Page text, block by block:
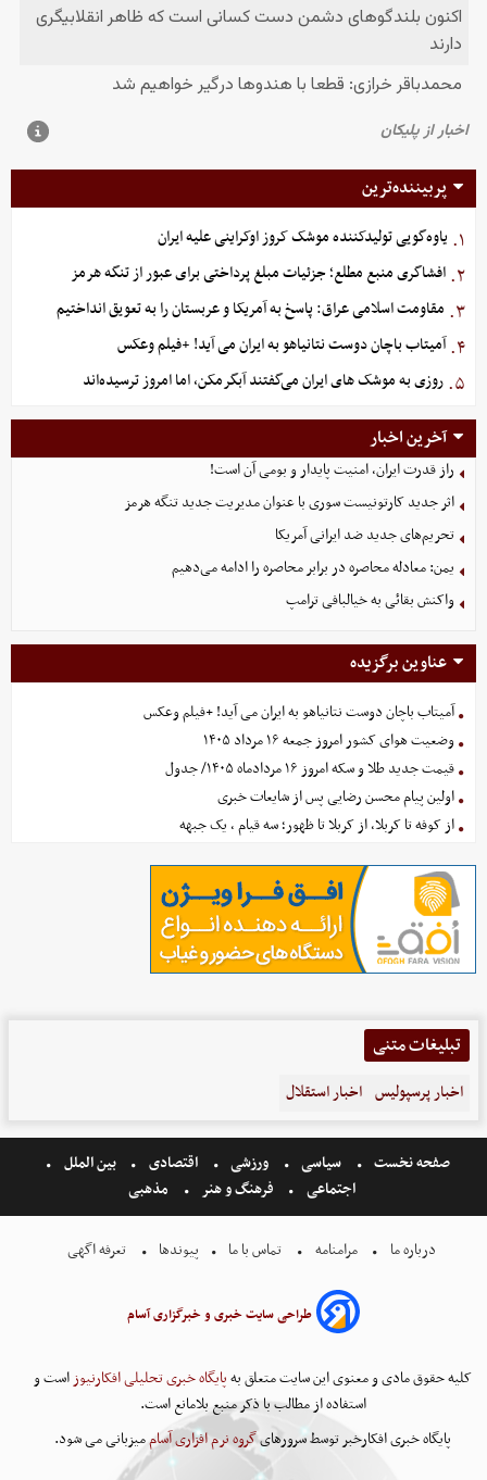
پربیننده‌ترین
۱. یاوه‌گویی تولیدکننده موشک کروز اوکراینی علیه ایران
۲. افشاگری منبع مطلع؛ جزئیات مبلغ پرداختی برای عبور از تنگه هرمز
۳. مقاومت اسلامی عراق: پاسخ به آمریکا و عربستان را به تعویق انداختیم
۴. آمیتاب باچان دوست نتانیاهو به ایران می آید! +فیلم وعکس
۵. روزی به موشک‌ های ایران می‌گفتند آبگرمکن، اما امروز ترسیده‌اند
آخرین اخبار
راز قدرت ایران، امنیت پایدار و بومی آن است!
اثر جدید کارتونیست سوری با عنوان مدیریت جدید تنگه هرمز
تحریم‌های جدید ضد ایرانی آمریکا
یمن: معادله محاصره در برابر محاصره را ادامه می‌دهیم
واکنش بقائی به خیالبافی ترامپ
عناوین برگزیده
آمیتاب باچان دوست نتانیاهو به ایران می آید! +فیلم وعکس
وضعیت هوای کشور امروز جمعه ۱۶ مرداد ۱۴۰۵
قیمت جدید طلا و سکه امروز ۱۶ مردادماه ۱۴۰۵/ جدول
اولین پیام محسن رضایی پس از شایعات خبری
از کوفه تا کربلا، از کربلا تا ظهور؛ سه قیام ، یک جبهه
تبلیغات متنی
اخبار پرسپولیس اخبار استقلال
صفحه نخست سیاسی ورزشی اقتصادی
بین الملل
اجتماعی
فرهنگ و هنر مذهبی
درباره ما مرامنامه تماس با ما پیوندها تعرفه اگهی
طراحی سایت خبری و خبرگزاری آسام
کلیه حقوق مادی و معنوی این سایت متعلق بهپایگاه خبری تحلیلی افکارنیوزاست و
استفاده از مطالب با ذکر منبع بلامانع است.
پایگاه خبری افکارخبر توسط سرورهایگروه نرم افزاری آساممیزبانی می شود.